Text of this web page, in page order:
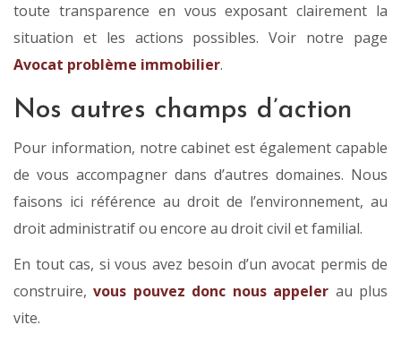
toute transparence en vous exposant clairement la
situation et les actions possibles. Voir notre page
Avocat problème immobilier.
Nos autres champs d’action
Pour information, notre cabinet est également capable
de vous accompagner dans d’autres domaines. Nous
faisons ici référence au droit de l’environnement, au
droit administratif ou encore au droit civil et familial.
En tout cas, si vous avez besoin d’un avocat permis de
construire,vous pouvez donc nous appeler au plus
vite.